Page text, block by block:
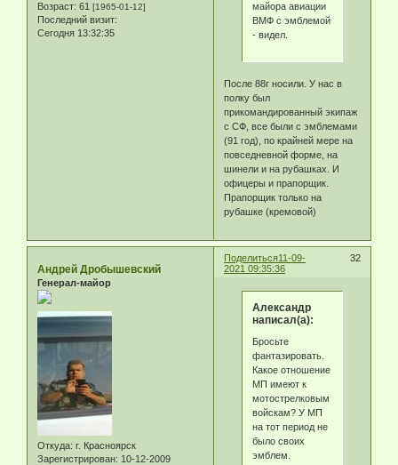
Возраст: 61 [1965-01-12]
Последний визит:
Сегодня 13:32:35
майора авиации
ВМФ с эмблемой
- видел.
После 88г носили. У нас в
полку был
прикомандированный экипаж
с СФ, все были с эмблемами
(91 год), по крайней мере на
повседневной форме, на
шинели и на рубашках. И
офицеры и прапорщик.
Прапорщик только на
рубашке (кремовой)
Поделиться 32
11-09-
2021 09:35:36
Андрей Дробышевский
Генерал-майор
Откуда: г. Красноярск
Зарегистрирован: 10-12-2009
Александр
написал(а):
Бросьте
фантазировать.
Какое отношение
МП имеют к
мотострелковым
войскам? У МП
на тот период не
было своих
эмблем.